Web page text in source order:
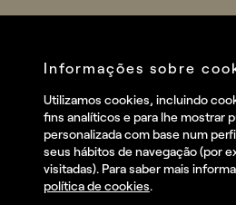
Startups
Services
Talent
Contact
Linkedin
Instagram
Facebook
Informações sobre
Utilizamos cookies, incluindo
fins analíticos e para lhe mostrar
personalizada com base num
seus hábitos de navegação (por
visitadas). Para saber mais
política de cookies.